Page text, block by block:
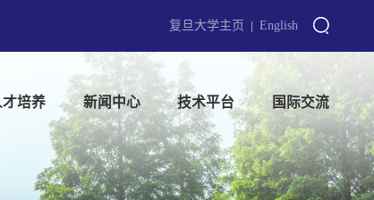
复旦大学主页 English
才培养 新闻中心 技术平台 国际交流